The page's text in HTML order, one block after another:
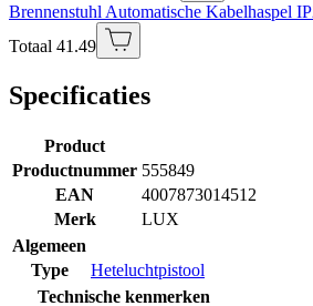
Brennenstuhl Automatische Kabelhaspel
Totaal 41.49
Specificaties
Product
Productnummer 555849
EAN
4007873014512
Merk
LUX
Algemeen
Type
Heteluchtpistool
Technische kenmerken